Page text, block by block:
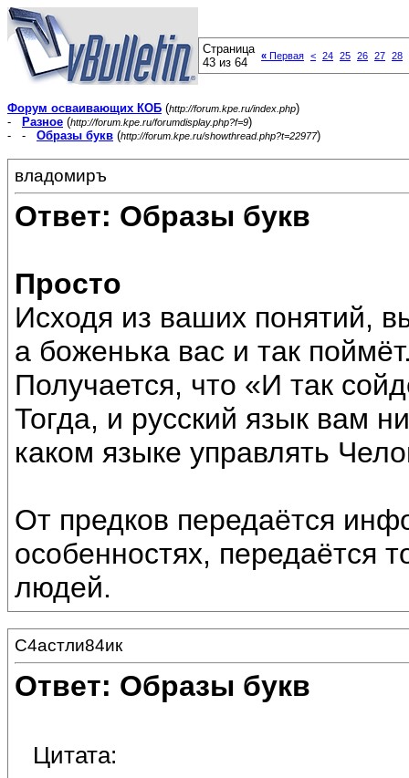
Страница
43 из 64
« Первая < 24 25 26 27 28
Форум осваивающих КОБ (http://forum.kpe.ru/index.php)
-
Разное (http://forum.kpe.ru/forumdisplay.php?f=9)
- - Образы букв (http://forum.kpe.ru/showthread.php?t=22977)
владомиръ
Ответ: Образы букв
Просто
Исходя из ваших понятий,
а боженька вас и так
Получается, что «И так
Тогда, и русский язык вам
каком языке управлять
От предков передаётся
особенностях, передаётся
людей.
С4астли84ик
Ответ: Образы букв
Цитата: